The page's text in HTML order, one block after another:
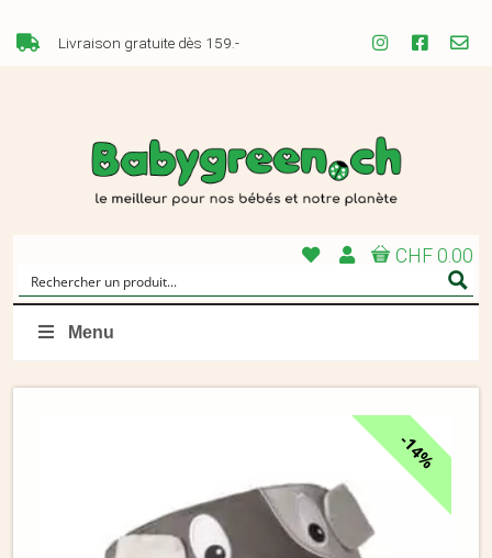
Livraison gratuite dès 159.-
CHF 0.00
Menu
14%